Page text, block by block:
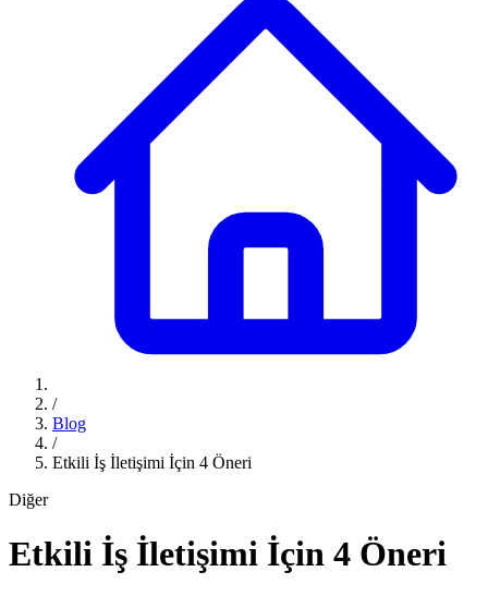
/
Blog
/
Etkili İş İletişimi İçin 4 Öneri
Diğer
Etkili İş İletişimi İçin 4 Öneri